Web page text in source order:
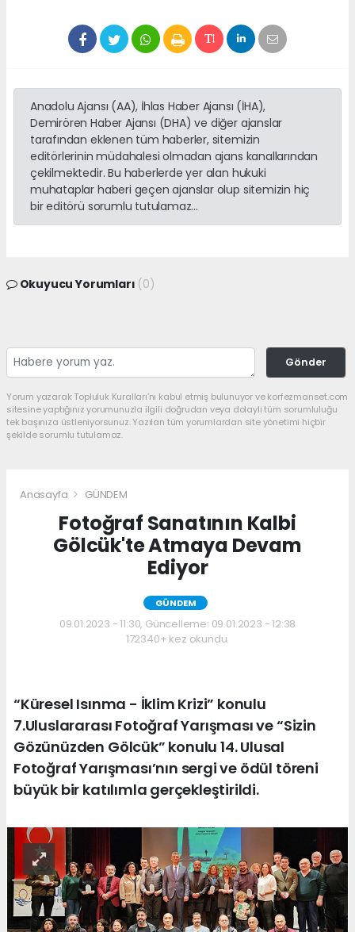
Anadolu Ajansı (AA), İhlas Haber Ajansı (İHA),
Demirören Haber Ajansı (DHA) ve diğer ajanslar
tarafından eklenen tüm haberler, sitemizin
editörlerinin müdahalesi olmadan ajans kanallarından
çekilmektedir. Bu haberlerde yer alan hukuki
muhataplar haberi geçen ajanslar olup sitemizin hiç
bir editörü sorumlu tutulamaz...
Okuyucu Yorumları (0)
Gönder
Yorum yazarak Topluluk Kuralları’nı kabul etmiş bulunuyor ve korfezmanset.com
sitesine yaptığınız yorumunuzla ilgili doğrudan veya dolaylı tüm sorumluluğu
tek başınıza üstleniyorsunuz. Yazılan tüm yorumlardan site yönetimi hiçbir
şekilde sorumlu tutulamaz.
Anasayfa GÜNDEM
Fotoğraf Sanatının Kalbi
Gölcük'te Atmaya Devam
Ediyor
GÜNDEM
09.01.2023 - 11:30, Güncelleme: 09.01.2023 - 12:38
172340+ kez okundu.
“Küresel Isınma - İklim Krizi” konulu
7.Uluslararası Fotoğraf Yarışması ve “Sizin
Gözünüzden Gölcük” konulu 14. Ulusal
Fotoğraf Yarışması’nın sergi ve ödül töreni
büyük bir katılımla gerçekleştirildi.